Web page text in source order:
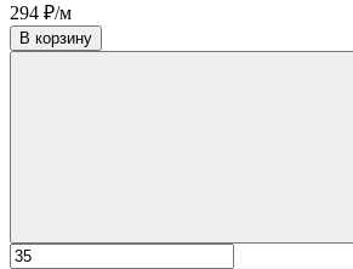
294 ₽/м
В корзину